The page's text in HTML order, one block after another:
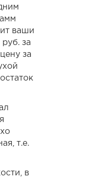
ваши
за
за
т.е.
в